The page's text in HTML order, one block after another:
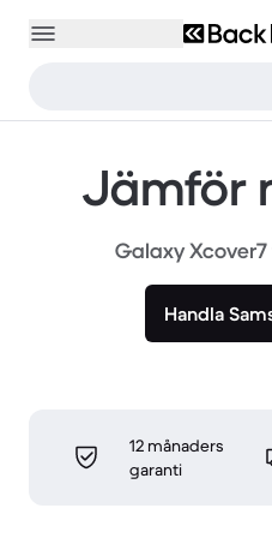
Jämför
Galaxy Xcover7
Handla
12 månaders
garanti